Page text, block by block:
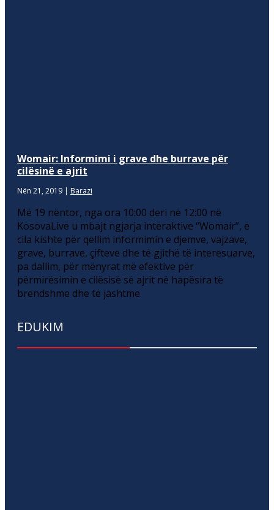
Womair: Informimi i grave dhe burrave për
cilësinë e ajrit
Nën 21, 2019 | Barazi
Më 19 nëntor, nga ora 10:00 deri në 12:00 në
KosovaLive u mbajt ngjarja interaktive “Womair”, e
cila kishte për qëllim informimin e djemve, vajzave,
grave, burrave, çifteve dhe të gjithë të interesuarve,
pa dallim, për mënyrat më efektive për
përmirësimin e cilësisë së ajrit në hapësira të
brendshme dhe të jashtme.
EDUKIM